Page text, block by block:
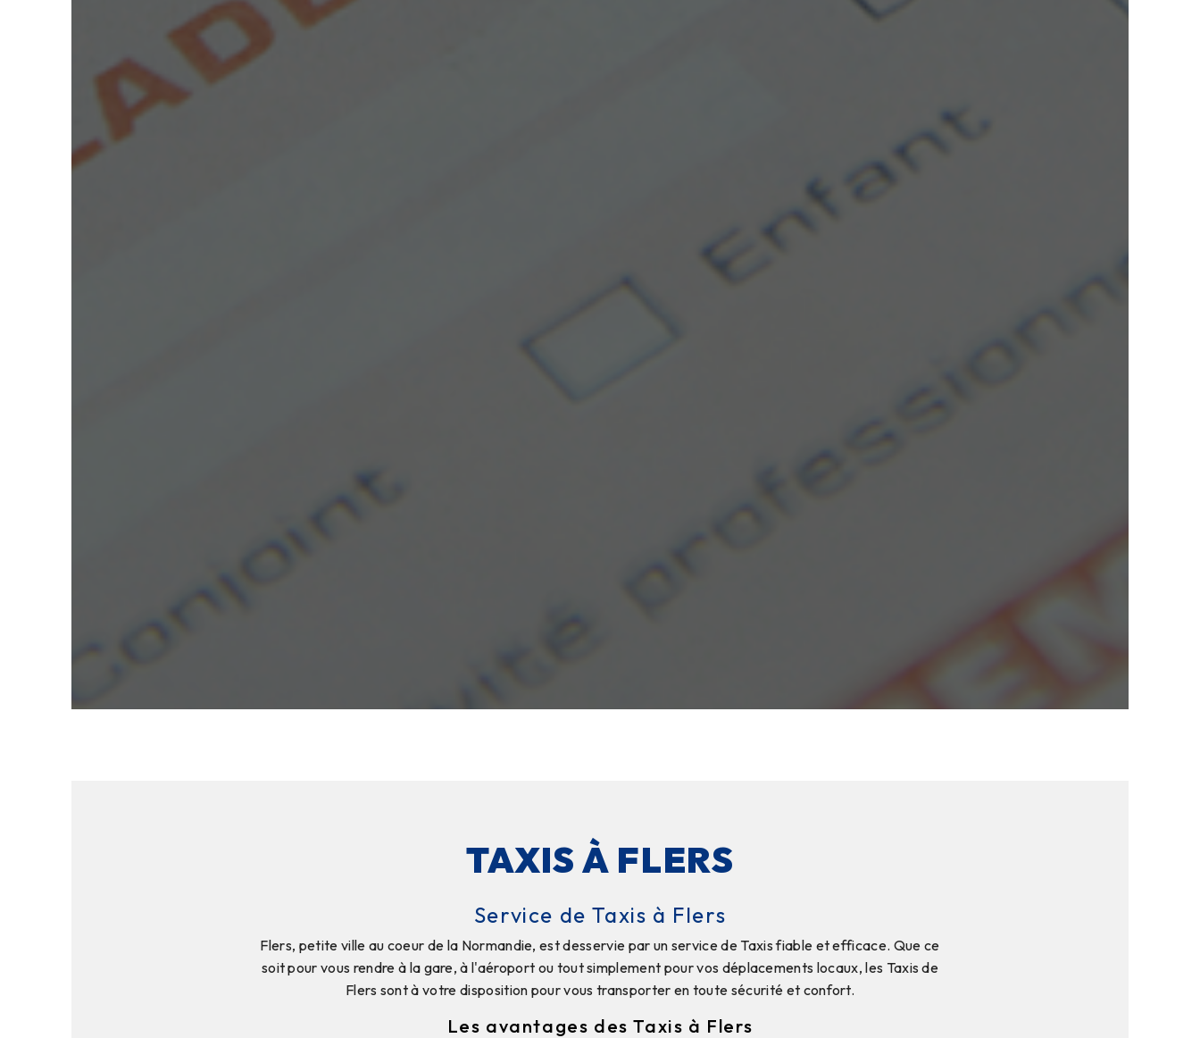
TAXIS À FLERS
Service de Taxis à Flers
Flers, petite ville au coeur de la Normandie, est desservie par un service de Taxis fiable et efficace. Que ce
soit pour vous rendre à la gare, à l'aéroport ou tout simplement pour vos déplacements locaux, les Taxis de
Flers sont à votre disposition pour vous transporter en toute sécurité et confort.
Les avantages des Taxis à Flers